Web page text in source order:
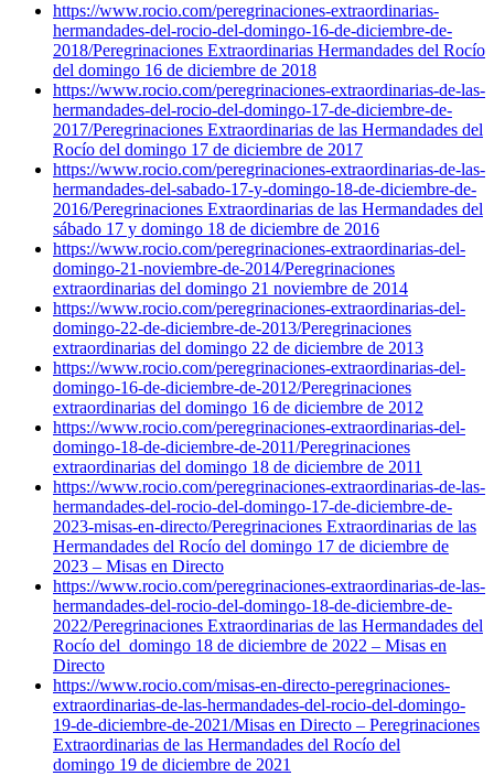
https://www.rocio.com/peregrinaciones-extraordinarias-
hermandades-del-rocio-del-domingo-16-de-diciembre-de-
2018/Peregrinaciones Extraordinarias Hermandades del Rocío
del domingo 16 de diciembre de 2018
https://www.rocio.com/peregrinaciones-extraordinarias-de-las-
hermandades-del-rocio-del-domingo-17-de-diciembre-de-
2017/Peregrinaciones Extraordinarias de las Hermandades del
Rocío del domingo 17 de diciembre de 2017
https://www.rocio.com/peregrinaciones-extraordinarias-de-las-
hermandades-del-sabado-17-y-domingo-18-de-diciembre-de-
2016/Peregrinaciones Extraordinarias de las Hermandades del
sábado 17 y domingo 18 de diciembre de 2016
https://www.rocio.com/peregrinaciones-extraordinarias-del-
domingo-21-noviembre-de-2014/Peregrinaciones
extraordinarias del domingo 21 noviembre de 2014
https://www.rocio.com/peregrinaciones-extraordinarias-del-
domingo-22-de-diciembre-de-2013/Peregrinaciones
extraordinarias del domingo 22 de diciembre de 2013
https://www.rocio.com/peregrinaciones-extraordinarias-del-
domingo-16-de-diciembre-de-2012/Peregrinaciones
extraordinarias del domingo 16 de diciembre de 2012
https://www.rocio.com/peregrinaciones-extraordinarias-del-
domingo-18-de-diciembre-de-2011/Peregrinaciones
extraordinarias del domingo 18 de diciembre de 2011
https://www.rocio.com/peregrinaciones-extraordinarias-de-las-
hermandades-del-rocio-del-domingo-17-de-diciembre-de-
2023-misas-en-directo/Peregrinaciones Extraordinarias de las
Hermandades del Rocío del domingo 17 de diciembre de
2023 – Misas en Directo
https://www.rocio.com/peregrinaciones-extraordinarias-de-las-
hermandades-del-rocio-del-domingo-18-de-diciembre-de-
2022/Peregrinaciones Extraordinarias de las Hermandades del
Rocío del domingo 18 de diciembre de 2022 – Misas en
Directo
https://www.rocio.com/misas-en-directo-peregrinaciones-
extraordinarias-de-las-hermandades-del-rocio-del-domingo-
19-de-diciembre-de-2021/Misas en Directo – Peregrinaciones
Extraordinarias de las Hermandades del Rocío del
domingo 19 de diciembre de 2021